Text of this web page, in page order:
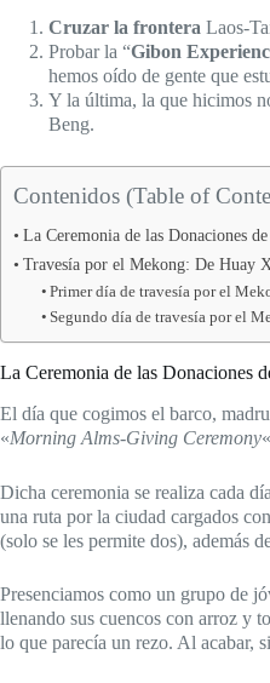
Cruzar la frontera Laos-
Probar la “Gibon
hemos oído de gente que
Y la última, la que hicimos
Beng.
Contenidos (Table of
La Ceremonia de las Donaciones
Travesía por el Mekong: De Huay
Primer día de travesía por el
Segundo día de travesía por el
La Ceremonia de las Donaciones
El día que cogimos el barco,
«Morning Alms-Giving Ceremony
Dicha ceremonia se realiza cada
una ruta por la ciudad cargados
(solo se les permite dos), además
Presenciamos como un grupo de
llenando sus cuencos con arroz y
lo que parecía un rezo. Al acabar,